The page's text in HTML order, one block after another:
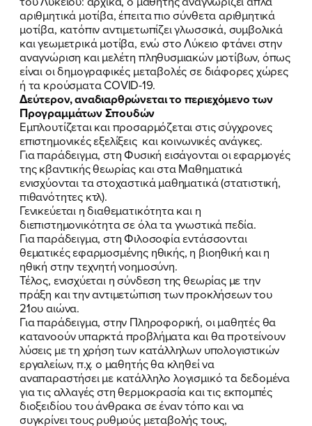
αριθμητικά μοτίβα, έπειτα πιο σύνθετα αριθμητικά
μοτίβα, κατόπιν αντιμετωπίζει γλωσσικά, συμβολικά
και γεωμετρικά μοτίβα, ενώ στο Λύκειο φτάνει στην
αναγνώριση και μελέτη πληθυσμιακών μοτίβων, όπως
είναι οι δημογραφικές μεταβολές σε διάφορες χώρες
ή τα κρούσματα COVID-19.
Δεύτερον, αναδιαρθρώνεται το περιεχόμενο των
Προγραμμάτων Σπουδών
Εμπλουτίζεται και προσαρμόζεται στις σύγχρονες
επιστημονικές εξελίξεις και κοινωνικές ανάγκες.
Για παράδειγμα, στη Φυσική εισάγονται οι εφαρμογές
της κβαντικής θεωρίας και στα Μαθηματικά
ενισχύονται τα στοχαστικά μαθηματικά (στατιστική,
πιθανότητες κτλ).
Γενικεύεται η διαθεματικότητα και η
διεπιστημονικότητα σε όλα τα γνωστικά πεδία.
Για παράδειγμα, στη Φιλοσοφία εντάσσονται
θεματικές εφαρμοσμένης ηθικής, η βιοηθική και η
ηθική στην τεχνητή νοημοσύνη.
Τέλος, ενισχύεται η σύνδεση της θεωρίας με την
πράξη και την αντιμετώπιση των προκλήσεων του
21ου αιώνα.
Για παράδειγμα, στην Πληροφορική, οι μαθητές θα
κατανοούν υπαρκτά προβλήματα και θα προτείνουν
λύσεις με τη χρήση των κατάλληλων υπολογιστικών
εργαλείων, π.χ. ο μαθητής θα κληθεί να
αναπαραστήσει με κατάλληλο λογισμικό τα δεδομένα
για τις αλλαγές στη θερμοκρασία και τις εκπομπές
διοξειδίου του άνθρακα σε έναν τόπο και να
συγκρίνει τους ρυθμούς μεταβολής τους,